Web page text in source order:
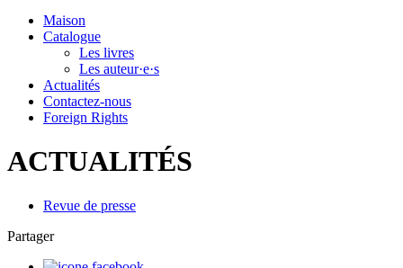
Maison
Catalogue
Les livres
Les auteur·e·s
Actualités
Contactez-nous
Foreign Rights
ACTUALITÉS
Revue de presse
Partager